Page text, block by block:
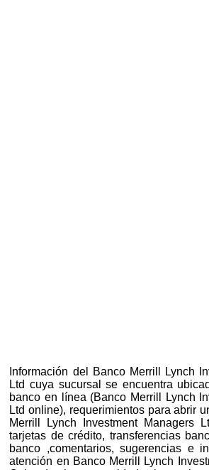
Información del Banco Merrill Lynch
Ltd cuya sucursal se encuentra
banco en línea (Banco Merrill Lynch
Ltd online), requerimientos para abrir
Merrill Lynch Investment Managers
tarjetas de crédito, transferencias
banco ,comentarios, sugerencias e
atención en Banco Merrill Lynch